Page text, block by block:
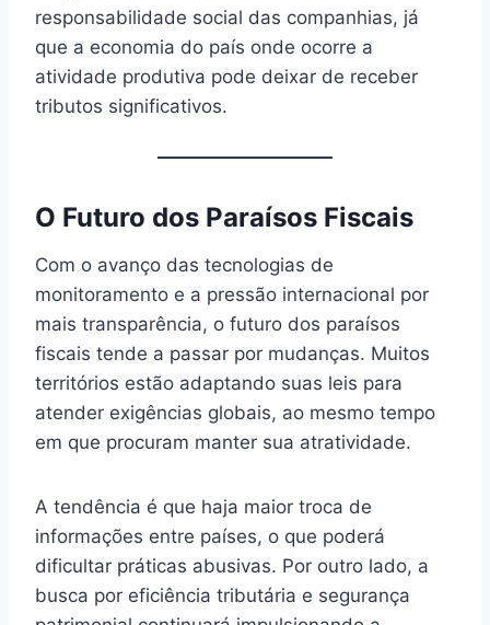
responsabilidade social das companhias, já
que a economia do país onde ocorre a
atividade produtiva pode deixar de receber
tributos significativos.
O Futuro dos Paraísos Fiscais
Com o avanço das tecnologias de
monitoramento e a pressão internacional por
mais transparência, o futuro dos paraísos
fiscais tende a passar por mudanças. Muitos
territórios estão adaptando suas leis para
atender exigências globais, ao mesmo tempo
em que procuram manter sua atratividade.
A tendência é que haja maior troca de
informações entre países, o que poderá
dificultar práticas abusivas. Por outro lado, a
busca por eficiência tributária e segurança